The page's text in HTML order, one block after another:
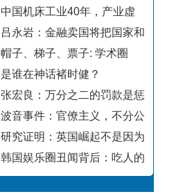
中国机床工业40年，产业虚
吕永岩：金融卖国将把国家和
帽子、梯子、票子: 学术圈
是谁在神话褚时健？
张宏良：万分之二的罚款是惩
波音事件：官僚主义，不分公
研究证明：英国崛起不是因为
韩国娱乐圈丑闻背后：吃人的